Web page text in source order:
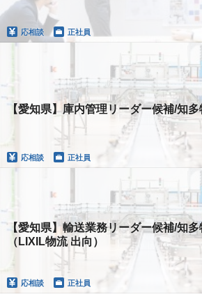
応相談 正社員
【愛知県】庫内管理リーダー候補/知
応相談 正社員
【愛知県】輸送業務リーダー候補/知
（LIXIL物流 出向）
応相談 正社員